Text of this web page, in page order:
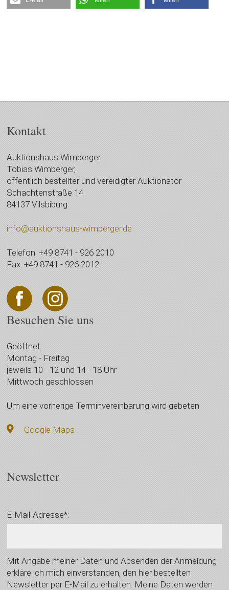
Kontakt
Auktionshaus Wimberger
Tobias Wimberger,
öffentlich bestellter und vereidigter Auktionator
Schachtenstraße 14
84137 Vilsbiburg
info@auktionshaus-wimberger.de
Telefon: +49 8741 - 926 2010
Fax: +49 8741 - 926 2012
Besuchen Sie uns
Geöffnet
Montag - Freitag
jeweils 10 - 12 und 14 - 18 Uhr
Mittwoch geschlossen
Um eine vorherige Terminvereinbarung wird gebeten
Google Maps
Newsletter
E-Mail-Adresse*:
Mit Angabe meiner Daten und Absenden der Anmeldung
erkläre ich mich einverstanden, den hier bestellten
Newsletter per E-Mail zu erhalten. Meine Daten werden